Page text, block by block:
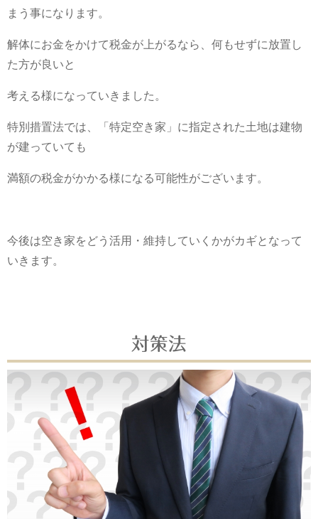
まう事になります。
解体にお金をかけて税金が上がるなら、何もせずに放置し
た方が良いと
考える様になっていきました。
特別措置法では、「特定空き家」に指定された土地は建物
が建っていても
満額の税金がかかる様になる可能性がございます。
今後は空き家をどう活用・維持していくかがカギとなって
いきます。
対策法